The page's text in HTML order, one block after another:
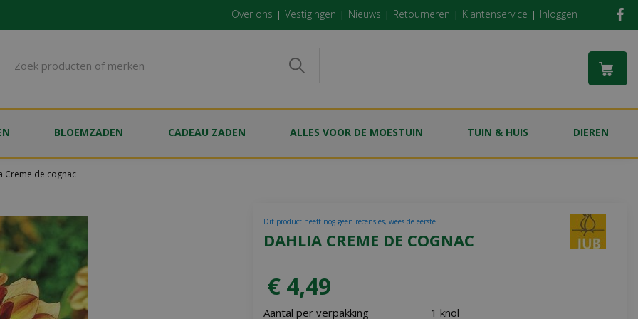
Creme de cognac
Over ons Vestigingen Nieuws Retourneren Klantenservice Inloggen
BLOEMZADEN CADEAU ZADEN ALLES VOOR DE MOESTUIN TUIN & HUIS DIEREN
DAHLIA CREME DE COGNAC
Dit product heeft nog geen recensies, wees de eerste
€ 4,49
Aantal per verpakking 1 knol